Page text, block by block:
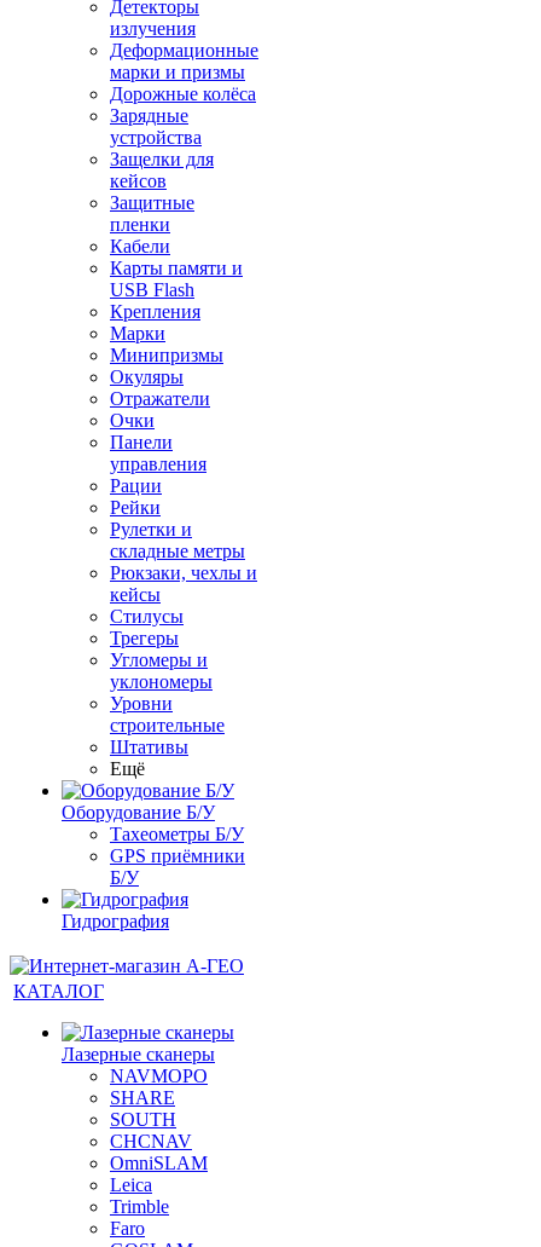
Детекторы
излучения
Деформационные
марки и призмы
Дорожные колёса
Зарядные
устройства
Защелки для
кейсов
Защитные
пленки
Кабели
Карты памяти и
USB Flash
Крепления
Марки
Минипризмы
Окуляры
Отражатели
Очки
Панели
управления
Рации
Рейки
Рулетки и
складные метры
Рюкзаки, чехлы и
кейсы
Стилусы
Трегеры
Угломеры и
уклономеры
Уровни
строительные
Штативы
Ещё
Оборудование Б/У
Тахеометры Б/У
GPS приёмники
Б/У
Гидрография
КАТАЛОГ
Лазерные сканеры
NAVMOPO
SHARE
SOUTH
CHCNAV
OmniSLAM
Leica
Trimble
Faro